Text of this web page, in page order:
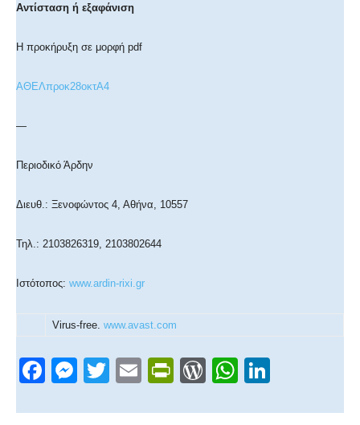
Αντίσταση ή εξαφάνιση
Η προκήρυξη σε μορφή pdf
ΑΘΕΛπροκ28οκτΑ4
—
Περιοδικό Άρδην
Διευθ.: Ξενοφώντος 4, Αθήνα, 10557
Τηλ.: 2103826319, 2103802644
Ιστότοπος: www.ardin-rixi.gr
Virus-free. www.avast.com
F
M T
E
Pr W W